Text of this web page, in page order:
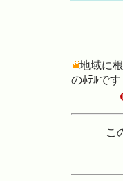
地域に
のﾎﾃﾙです
こ